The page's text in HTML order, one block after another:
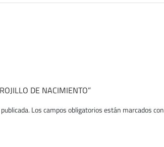
DE NACIMIENTO”
Los campos obligatorios están marcados con